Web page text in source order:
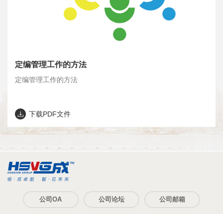
定编管理工作的方法
定编管理工作的方法
下载PDF文件
公司OA 公司论坛 公司邮箱